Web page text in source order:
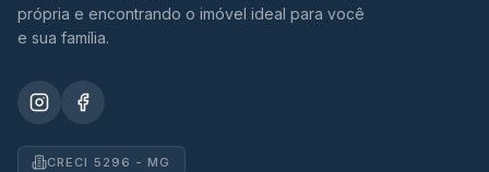
própria e encontrando o imóvel ideal para você
e sua família.
CRECI 5296 - MG